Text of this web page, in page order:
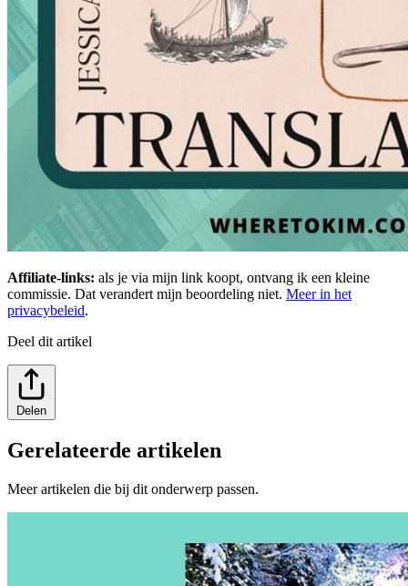
Affiliate-links: als je via mijn link koopt, ontvang ik een kleine
commissie. Dat verandert mijn beoordeling niet. Meer in het
privacybeleid.
Deel dit artikel
Delen
Gerelateerde artikelen
Meer artikelen die bij dit onderwerp passen.